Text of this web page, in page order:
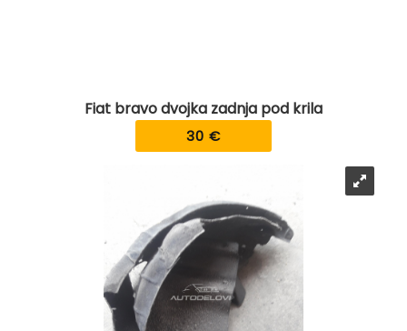
Fiat bravo dvojka zadnja pod krila
30 €